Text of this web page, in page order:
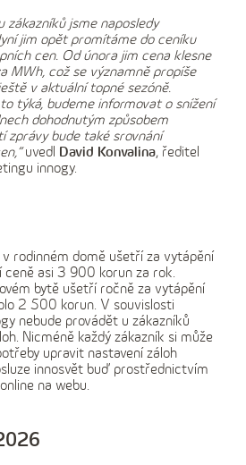
zákazníků jsme naposledy
jim opět promítáme do ceníku
cen. Od února jim cena klesne
MWh, což se významně propíše
v aktuální topné sezóně.
týká, budeme informovat o snížení
dohodnutým způsobem
zprávy bude také srovnání
uvedl David Konvalina, ředitel
innogy.
rodinném domě ušetří za vytápění
ceně asi 3 900 korun za rok.
bytě ušetří ročně za vytápění
2 500 korun. V souvislosti
nebude provádět u zákazníků
Nicméně každý zákazník si může
upravit nastavení záloh
innosvět buď prostřednictvím
na webu.